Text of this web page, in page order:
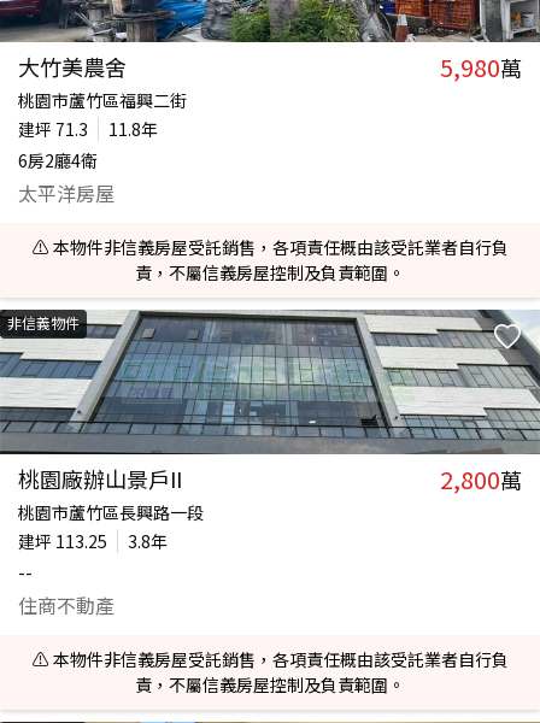
大竹美農舍 5,980萬
桃園市蘆竹區福興二街
建坪 71.3
11.8年
6房2廳4衛
太平洋房屋
⚠️ 本物件非信義房屋受託銷售，各項責任概由該受託業者自行負
責，不屬信義房屋控制及負責範圍。
非信義物件
桃園廠辦山景戶II 2,800萬
桃園市蘆竹區長興路一段
建坪 113.25
3.8年
--
住商不動產
⚠️ 本物件非信義房屋受託銷售，各項責任概由該受託業者自行負
責，不屬信義房屋控制及負責範圍。